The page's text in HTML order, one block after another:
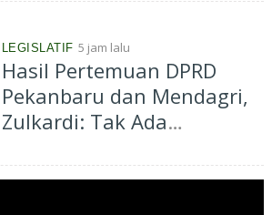
LEGISLATIF 5 jam lalu
Hasil Pertemuan DPRD
Pekanbaru dan Mendagri,
Zulkardi: Tak Ada
133 HGB Pedagang STC,